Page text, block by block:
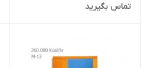
تماس بگیرید